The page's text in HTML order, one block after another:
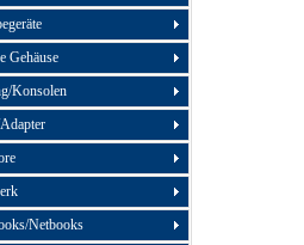
Gehäuse
Konsolen
Netbooks